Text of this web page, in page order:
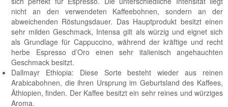
nicht an den verwendeten Kaffeebohnen, sondern an der
abweichenden Röstungsdauer. Das Hauptprodukt besitzt einen
sehr milden Geschmack, Intensa gilt als würzig und eignet sich
als Grundlage für Cappuccino, während der kräftige und recht
herbe Espresso d’Oro einen sehr italienisch angehauchten
Geschmack besitzt.
Dallmayr Ethiopia: Diese Sorte besteht wieder aus reinen
Arabicabohnen, die ihren Ursprung im Geburtsland des Kaffees,
Äthiopien, finden. Der Kaffee besitzt ein sehr reines und würziges
Aroma.